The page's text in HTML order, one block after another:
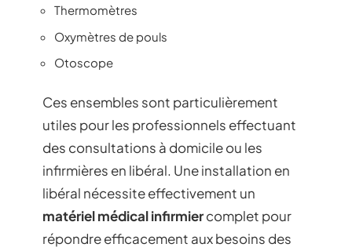
Thermomètres
Oxymètres de pouls
Otoscope
Ces ensembles sont particulièrement
utiles pour les professionnels effectuant
des consultations à domicile ou les
infirmières en libéral. Une installation en
libéral nécessite effectivement un
matériel médical infirmiercomplet pour
répondre efficacement aux besoins des